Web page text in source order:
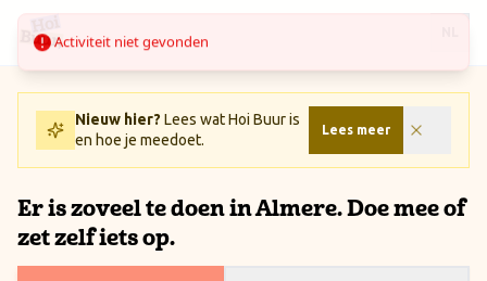
Ga naar inhoud / Skip to content
Nieuw hier? Lees wat Hoi Buur is
en hoe je meedoet.
Lees meer
Er is zoveel te doen in Almere. Doe mee of
zet zelf iets op.
Activiteit niet gevonden